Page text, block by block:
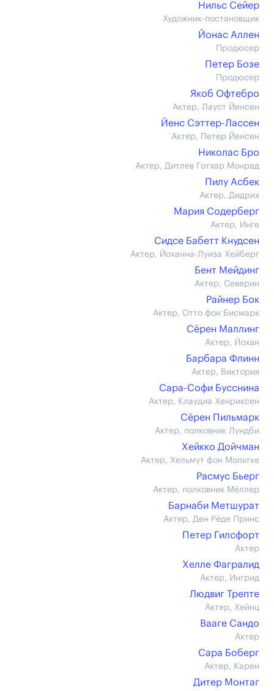
Нильс Сейер
Художник-постановщик
Йонас Аллен
Продюсер
Петер Бозе
Продюсер
Якоб Офтебро
Актер, Лауст Йенсен
Йенс Сэттер-Лассен
Актер, Петер Йенсен
Николас Бро
Актер, Дитлев Готхар Монрад
Пилу Асбек
Актер, Дидрих
Мария Содерберг
Актер, Инге
Сидсе Бабетт Кнудсен
Актер, Йоханна-Луиза Хейберг
Бент Мейдинг
Актер, Северин
Райнер Бок
Актер, Отто фон Бисмарк
Сёрен Маллинг
Актер, Йохан
Барбара Флинн
Актер, Виктория
Сара-Софи Бусснина
Актер, Клаудиа Хенриксен
Сёрен Пильмарк
Актер, полковник Лундби
Хейкко Дойчман
Актер, Хельмут фон Мольтке
Расмус Бьерг
Актер, полковник Мёллер
Барнаби Метшурат
Актер, Ден Рёде Принс
Петер Гилсфорт
Актер
Хелле Фагралид
Актер, Ингрид
Людвиг Трепте
Актер, Хейнц
Вааге Сандо
Актер
Сара Боберг
Актер, Карен
Дитер Монтаг